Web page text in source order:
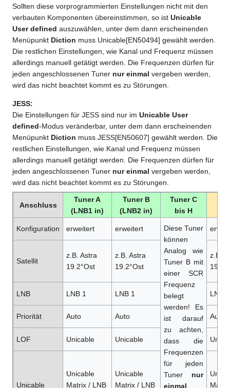
Sollten diese vorprogrammierten Einstellungen nicht mit den
verbauten Komponenten übereinstimmen, so ist Unicable
User defined auszuwählen, unter dem dann erscheinenden
Menüpunkt Diction muss Unicable[EN50494] gewählt werden.
Die restlichen Einstellungen, wie Kanal und Frequenz müssen
allerdings manuell getätigt werden. Die Frequenzen dürfen für
jeden angeschlossenen Tuner nur einmal vergeben werden,
wird das nicht beachtet kommt es zu Störungen.
JESS:
Die Einstellungen für JESS sind nur im Unicable User
defined-Modus veränderbar, unter dem dann erscheinenden
Menüpunkt Diction muss JESS[EN50607] gewählt werden. Die
restlichen Einstellungen, wie Kanal und Frequenz müssen
allerdings manuell getätigt werden. Die Frequenzen dürfen für
jeden angeschlossenen Tuner nur einmal vergeben werden,
wird das nicht beachtet kommt es zu Störungen.
Anschluss
Tuner A
(LNB1 in)
Tuner B
(LNB2 in)
Tuner C
bis H
Konfiguration erweitert erweitert
Diese Tuner
können
Analog wie
Tuner B mit
einer SCR
Frequenz
belegt
werden! Es
ist darauf
zu achten,
dass die
Frequenzen
für jeden
Tuner nur
einmal
Satellit
z.B. Astra
19.2°Ost
z.B. Astra
19.2°Ost
z.B.
LNB LNB 1 LNB 1 LNB 1
Priorität Auto Auto Auto
LOF Unicable Unicable
Unicable
Unicable
Matrix / LNB
Unicable
Matrix / LNB